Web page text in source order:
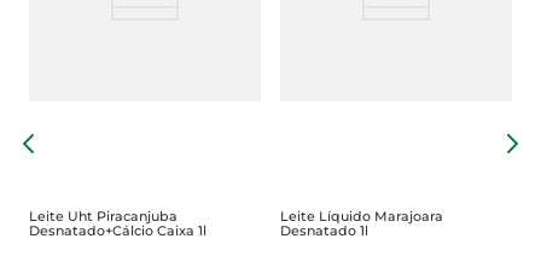
Leite Uht Piracanjuba
Desnatado+Cálcio Caixa 1l
Leite Líquido Marajoara
Desnatado 1l